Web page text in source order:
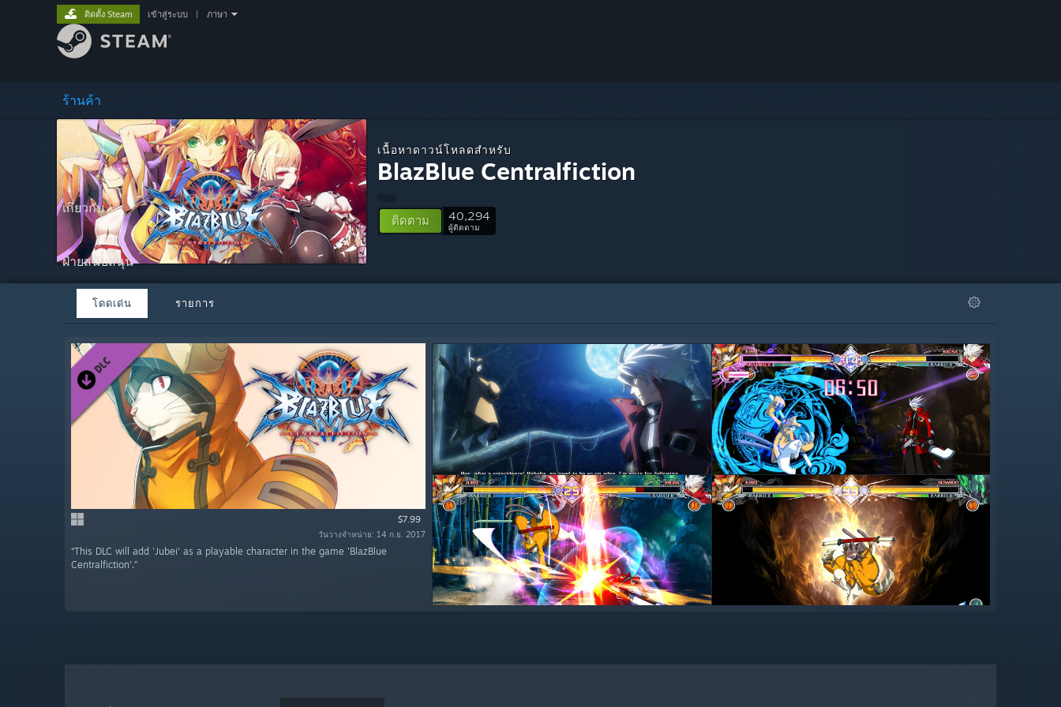
ร้านค้า
ชุมชน
เกี่ยวกับ
ฝ่ายสนับสนุน
ติดตั้ง Steam เข้าสู่ระบบ ภาษา
เนื้อหาดาวน์โหลดสำหรับ
BlazBlue Centralfiction
ติดตาม 40,294
ผู้ติดตาม
โดดเด่น รายการ
$7.99
วันวางจำหน่าย: 14 ก.ย. 2017
“This DLC will add 'Jubei' as a playable character in the game 'BlazBlue
Centralfiction'.”